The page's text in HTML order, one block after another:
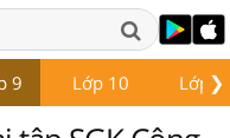
❯
9 Lớp 10 Lớp